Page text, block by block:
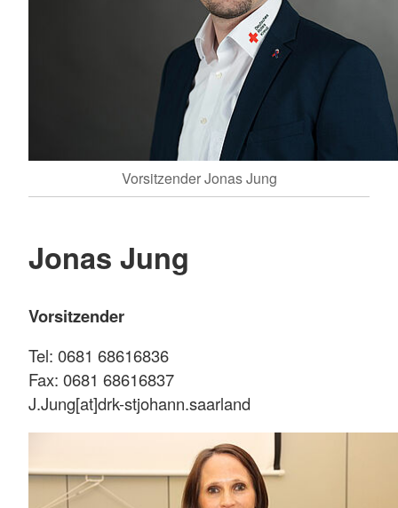
Vorsitzender Jonas Jung
Jonas Jung
Vorsitzender
Tel: 0681 68616836
Fax: 0681 68616837
J.Jung[at]drk-stjohann.saarland